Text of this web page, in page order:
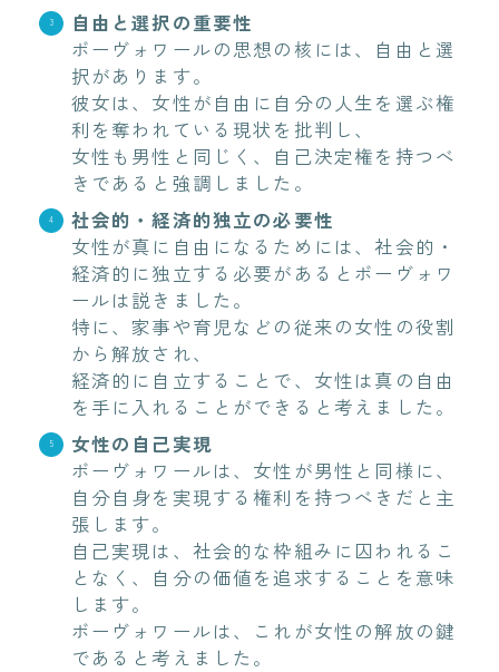
自由と選択の重要性
ボーヴォワールの思想の核には、自由と選
択があります。
彼女は、女性が自由に自分の人生を選ぶ権
利を奪われている現状を批判し、
女性も男性と同じく、自己決定権を持つべ
きであると強調しました。
社会的・経済的独立の必要性
女性が真に自由になるためには、社会的・
経済的に独立する必要があるとボーヴォワ
ールは説きました。
特に、家事や育児などの従来の女性の役割
から解放され、
経済的に自立することで、女性は真の自由
を手に入れることができると考えました。
女性の自己実現
ボーヴォワールは、女性が男性と同様に、
自分自身を実現する権利を持つべきだと主
張します。
自己実現は、社会的な枠組みに囚われるこ
となく、自分の価値を追求することを意味
します。
ボーヴォワールは、これが女性の解放の鍵
であると考えました。